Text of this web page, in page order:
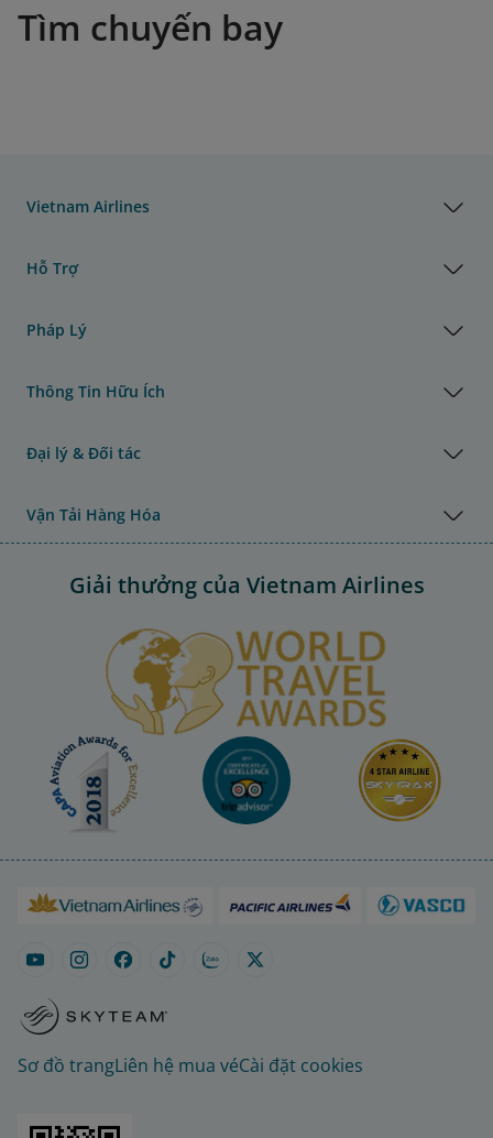
Tìm chuyến bay
Vietnam Airlines
Hỗ Trợ
Pháp Lý
Thông Tin Hữu Ích
Đại lý & Đối tác
Vận Tải Hàng Hóa
Giải thưởng của Vietnam Airlines
Sơ đồ trangLiên hệ mua véCài đặt cookies